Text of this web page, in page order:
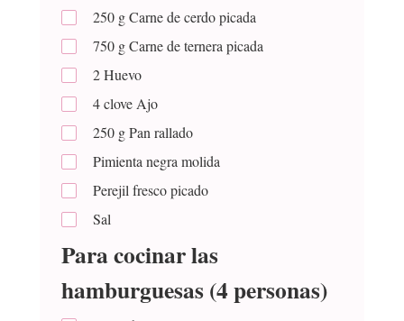
250 gCarne de cerdo picada
750 gCarne de ternera picada
2Huevo
4cloveAjo
250 gPan rallado
Pimienta negra molida
Perejil fresco picado
Sal
Para cocinar las
hamburguesas (4 personas)